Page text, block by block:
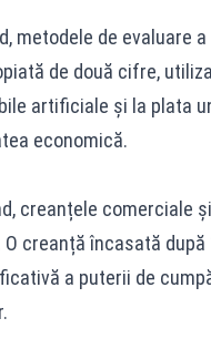
metodele de evaluare
de două cifre,
artificiale și la plata
economică.
creanțele comerciale
creanță încasată
a puterii de